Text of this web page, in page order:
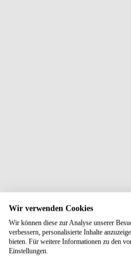
Wir verwenden Cookies
Wir können diese zur Analyse unserer
verbessern, personalisierte Inhalte
bieten. Für weitere Informationen zu den
Einstellungen.